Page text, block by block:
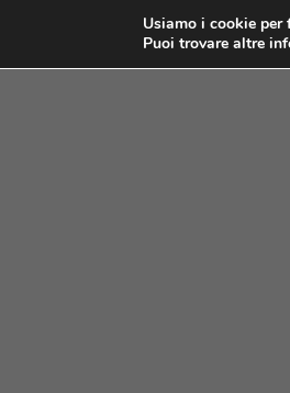
Usiamo i cookie
Puoi trovare altre